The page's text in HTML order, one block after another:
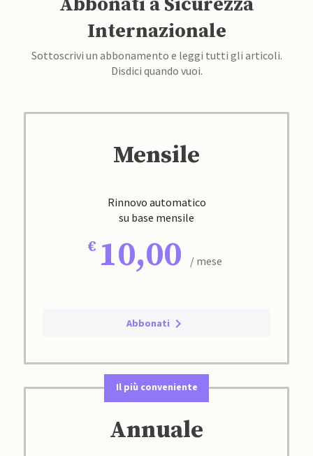
Internazionale
Sottoscrivi un abbonamento e leggi tutti gli articoli.
Disdici quando vuoi.
Mensile
Rinnovo automatico
su base mensile
10,00 / mese
Abbonati
Il più conveniente
Annuale